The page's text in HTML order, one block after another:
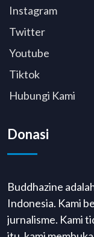
Instagram
Twitter
Youtube
Tiktok
Hubungi Kami
Donasi
Buddhazine
Indonesia. Kami
jurnalisme. Kami